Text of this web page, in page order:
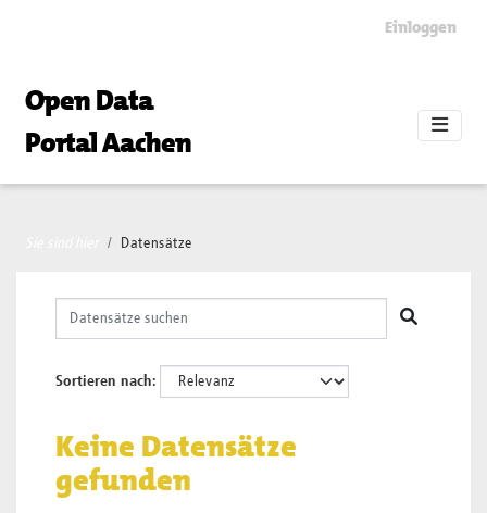
Einloggen
Open Data
Portal Aachen
Datensätze
Sortieren nach
Keine Datensätze
gefunden